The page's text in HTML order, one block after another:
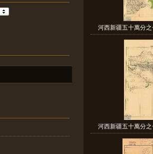
河西新疆五十萬分
河西新疆五十萬分